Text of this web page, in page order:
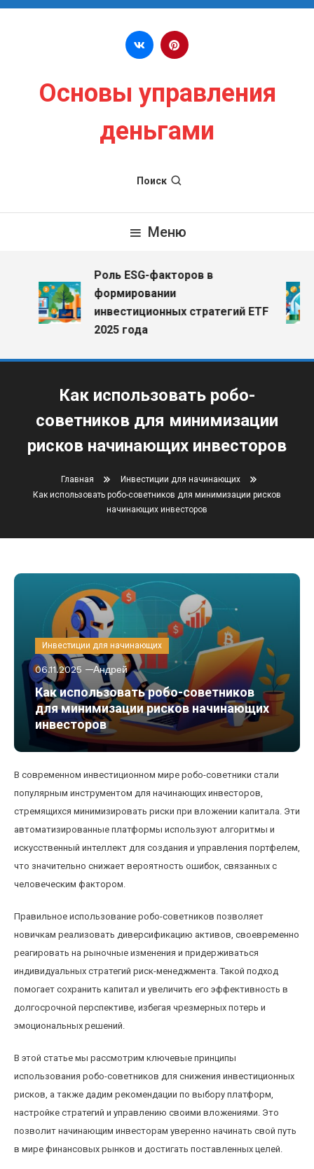
Перейти к содержимому
Основы управления
деньгами
Поиск
Меню
Роль ESG-факторов в
формировании
инвестиционных стратегий ETF
2025 года
Как использовать робо-
советников для минимизации
рисков начинающих инвесторов
Главная
Инвестиции для начинающих
Как использовать робо-советников для минимизации рисков
начинающих инвесторов
Инвестиции для начинающих
06.11.2025 Андрей
Как использовать робо-советников
для минимизации рисков начинающих
инвесторов
В современном инвестиционном мире робо-советники стали
популярным инструментом для начинающих инвесторов,
стремящихся минимизировать риски при вложении капитала. Эти
автоматизированные платформы используют алгоритмы и
искусственный интеллект для создания и управления портфелем,
что значительно снижает вероятность ошибок, связанных с
человеческим фактором.
Правильное использование робо-советников позволяет
новичкам реализовать диверсификацию активов, своевременно
реагировать на рыночные изменения и придерживаться
индивидуальных стратегий риск-менеджмента. Такой подход
помогает сохранить капитал и увеличить его эффективность в
долгосрочной перспективе, избегая чрезмерных потерь и
эмоциональных решений.
В этой статье мы рассмотрим ключевые принципы
использования робо-советников для снижения инвестиционных
рисков, а также дадим рекомендации по выбору платформ,
настройке стратегий и управлению своими вложениями. Это
позволит начинающим инвесторам уверенно начинать свой путь
в мире финансовых рынков и достигать поставленных целей.